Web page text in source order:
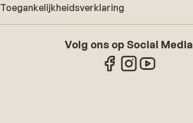
Toegankelijkheidsverklaring
Volg ons op Social Media